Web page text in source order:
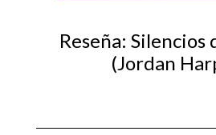
Reseña: Silencios
(Jordan